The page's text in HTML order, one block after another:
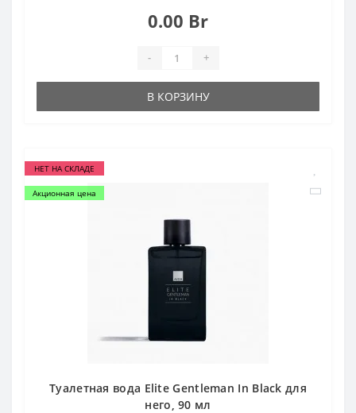
0.00 Br
- +
В КОРЗИНУ
НЕТ НА СКЛАДЕ
Акционная цена
Туалетная вода Elite Gentleman In Black для
него, 90 мл